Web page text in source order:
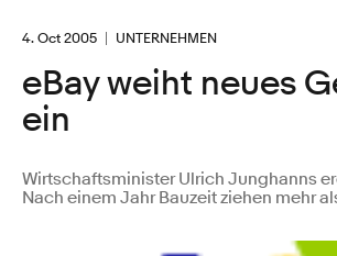
4. Oct 2005 UNTERNEHMEN
eBay weiht neues
ein
Wirtschaftsminister Ulrich Junghanns
Nach einem Jahr Bauzeit ziehen mehr